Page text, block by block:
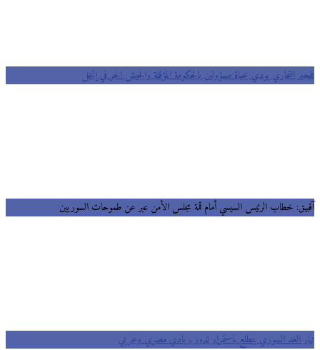
تفجير انتحاري يودي بحياة مسؤولين بالحكومة المؤقتة والجيش الحر في إنخل
آقبيق: خطاب الرئيس السيسي أمام قمة مجلس الأمن عبر عن طموحات السوريين
تيار الغد السوري يتطلع باستمرار لدور ريادي مصري وعربي